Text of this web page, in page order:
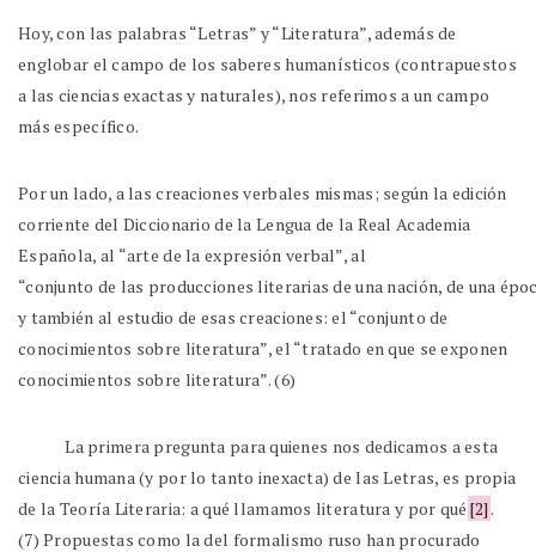
Hoy, con las palabras “Letras” y “Literatura”, además de
englobar el campo de los saberes humanísticos (contrapuestos
a las ciencias exactas y naturales), nos referimos a un campo
más específico.
Por un lado, a las creaciones verbales mismas; según la edición
corriente del Diccionario de la Lengua de la Real Academia
Española, al “arte de la expresión verbal”, al
“conjunto de las producciones literarias de una nación, de una
y también al estudio de esas creaciones: el “conjunto de
conocimientos sobre literatura”, el “tratado en que se exponen
conocimientos sobre literatura”. (6)
La primera pregunta para quienes nos dedicamos a esta
ciencia humana (y por lo tanto inexacta) de las Letras, es propia
de la Teoría Literaria: a qué llamamos literatura y por qué [2].
(7) Propuestas como la del formalismo ruso han procurado